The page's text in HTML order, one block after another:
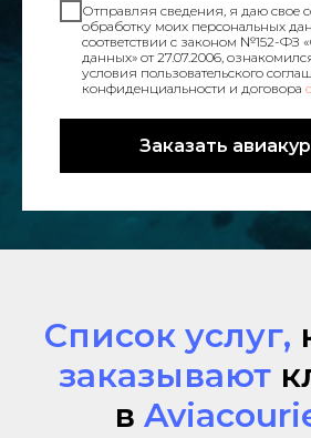
Отправляя сведения, я даю свое
обработку моих персональных
соответствии с законом №152-ФЗ
данных» от 27.07.2006,
условия пользовательского
конфиденциальности и договора
Заказать
Список услуг,
заказывают
в